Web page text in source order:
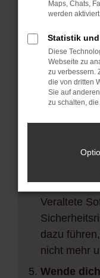
Manche
bestimmter
Browser
Starte
Stelle
dein
Stand sind.
Veraltete
dazu
nicht mehr
Wende
Maps, Chats,
werden
Statistik
Diese
Webseite zu
zu verbessern.
die von dritten
Sie auf
zu schalten,